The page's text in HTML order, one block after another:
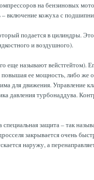
на бензиновых
– включение кожуха с
подается в цилиндры.
и воздушного).
еще называют вейстгейтом).
ее мощность, либо же
для движения. Управление
давления турбонаддува.
защита – так
закрывается очень
наружу, а